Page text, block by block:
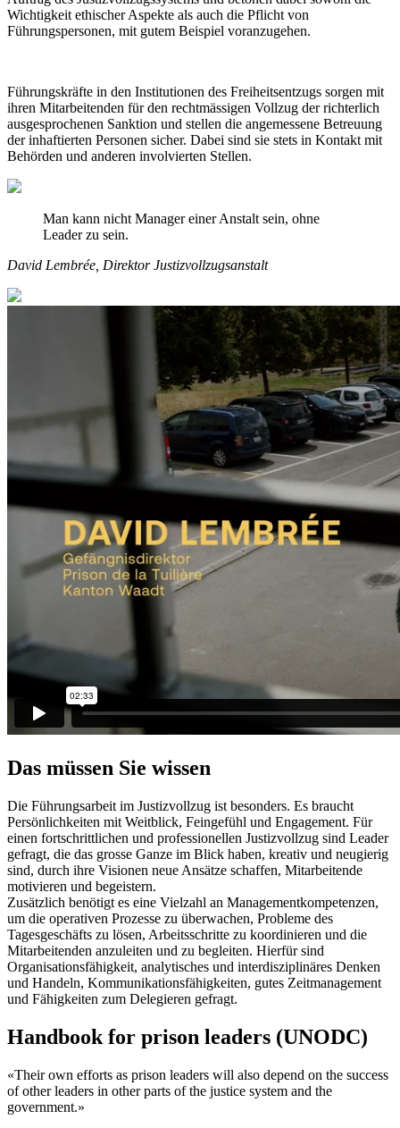
Wichtigkeit ethischer Aspekte als auch die Pflicht von
Führungspersonen, mit gutem Beispiel voranzugehen.
Führungskräfte in den Institutionen des Freiheitsentzugs sorgen mit
ihren Mitarbeitenden für den rechtmässigen Vollzug der richterlich
ausgesprochenen Sanktion und stellen die angemessene Betreuung
der inhaftierten Personen sicher. Dabei sind sie stets in Kontakt mit
Behörden und anderen involvierten Stellen.
Man kann nicht Manager einer Anstalt sein, ohne
Leader zu sein.
David Lembrée, Direktor Justizvollzugsanstalt
Das müssen Sie wissen
Die Führungsarbeit im Justizvollzug ist besonders. Es braucht
Persönlichkeiten mit Weitblick, Feingefühl und Engagement. Für
einen fortschrittlichen und professionellen Justizvollzug sind Leader
gefragt, die das grosse Ganze im Blick haben, kreativ und neugierig
sind, durch ihre Visionen neue Ansätze schaffen, Mitarbeitende
motivieren und begeistern.
Zusätzlich benötigt es eine Vielzahl an Managementkompetenzen,
um die operativen Prozesse zu überwachen, Probleme des
Tagesgeschäfts zu lösen, Arbeitsschritte zu koordinieren und die
Mitarbeitenden anzuleiten und zu begleiten. Hierfür sind
Organisationsfähigkeit, analytisches und interdisziplinäres Denken
und Handeln, Kommunikationsfähigkeiten, gutes Zeitmanagement
und Fähigkeiten zum Delegieren gefragt.
Handbook for prison leaders (UNODC)
«Their own efforts as prison leaders will also depend on the success
of other leaders in other parts of the justice system and the
government.»